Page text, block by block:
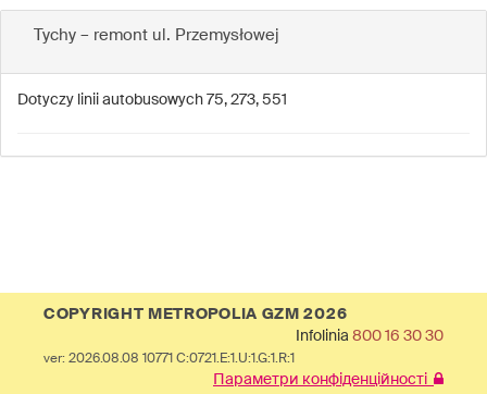
Tychy – remont ul. Przemysłowej
Dotyczy linii autobusowych 75, 273, 551
COPYRIGHT METROPOLIA GZM 2026
Infolinia 800 16 30 30
ver: 2026.08.08 10771 C:0721.E:1.U:1.G:1.R:1
Параметри конфіденційності